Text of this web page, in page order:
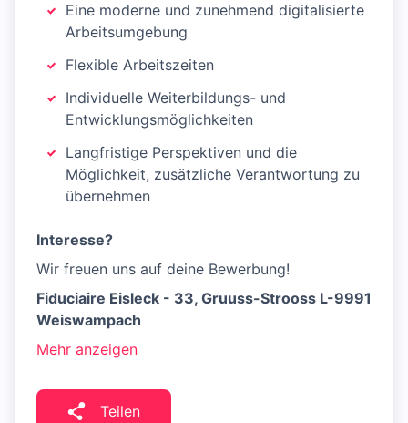
Eine moderne und zunehmend digitalisierte
Arbeitsumgebung
Flexible Arbeitszeiten
Individuelle Weiterbildungs- und
Entwicklungsmöglichkeiten
Langfristige Perspektiven und die
Möglichkeit, zusätzliche Verantwortung zu
übernehmen
Interesse?
Wir freuen uns auf deine Bewerbung!
Fiduciaire Eisleck - 33, Gruuss-Strooss L-9991
Weiswampach
Mehr anzeigen
Teilen